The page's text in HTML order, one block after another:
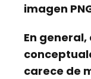
imagen
En
carece de